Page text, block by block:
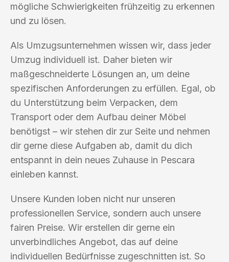
mögliche Schwierigkeiten frühzeitig zu erkennen
und zu lösen.
Als Umzugsunternehmen wissen wir, dass jeder
Umzug individuell ist. Daher bieten wir
maßgeschneiderte Lösungen an, um deine
spezifischen Anforderungen zu erfüllen. Egal, ob
du Unterstützung beim Verpacken, dem
Transport oder dem Aufbau deiner Möbel
benötigst – wir stehen dir zur Seite und nehmen
dir gerne diese Aufgaben ab, damit du dich
entspannt in dein neues Zuhause in Pescara
einleben kannst.
Unsere Kunden loben nicht nur unseren
professionellen Service, sondern auch unsere
fairen Preise. Wir erstellen dir gerne ein
unverbindliches Angebot, das auf deine
individuellen Bedürfnisse zugeschnitten ist. So